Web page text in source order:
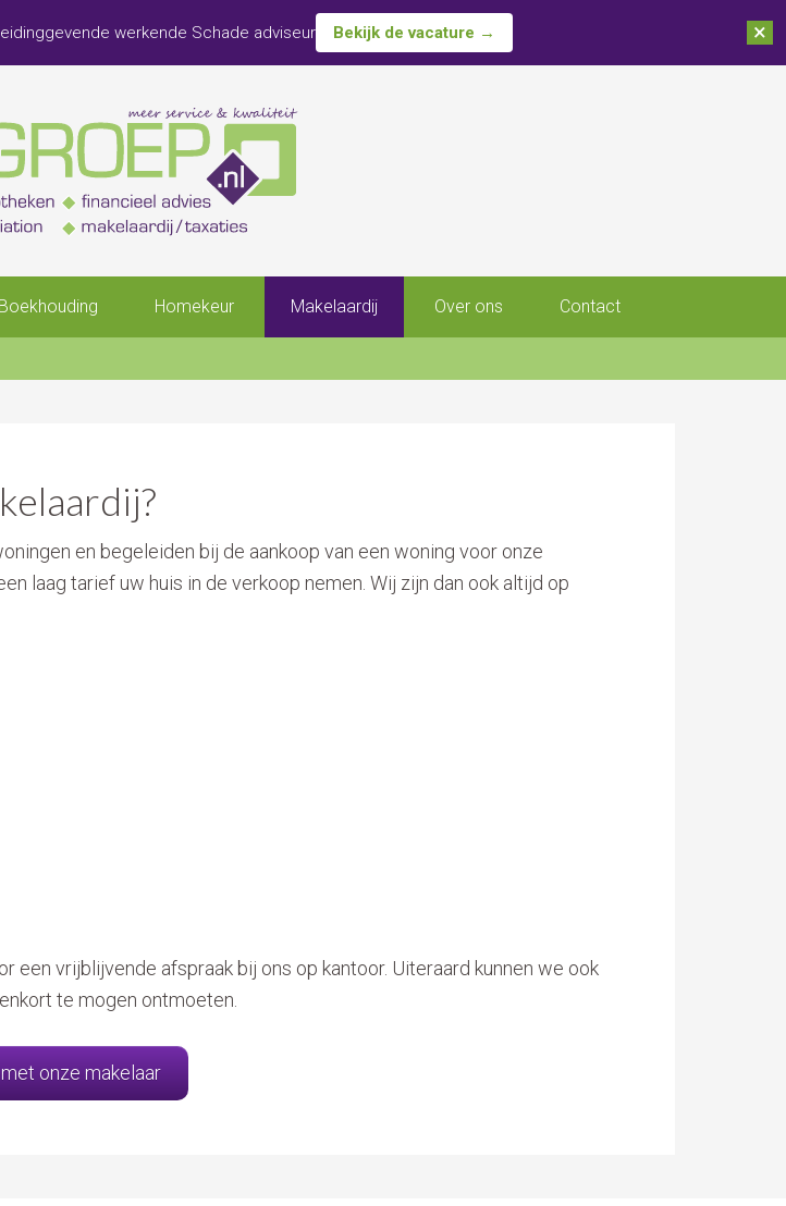
werkende Schade adviseur Bekijk de vacature → ×
Boekhouding Homekeur Makelaardij Over ons Contact
en begeleiden bij de aankoop van een woning voor onze
laag tarief uw huis in de verkoop nemen. Wij zijn dan ook altijd op
vrijblijvende afspraak bij ons op kantoor. Uiteraard kunnen we ook
te mogen ontmoeten.
onze makelaar